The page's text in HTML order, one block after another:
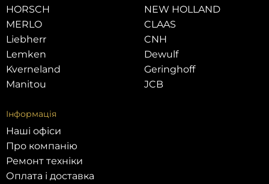
HORSCH
MERLO
Liebherr
Lemken
Kverneland
Manitou
NEW HOLLAND
CLAAS
CNH
Dewulf
Geringhoff
JCB
Інформація
Наші офіси
Про компанію
Ремонт техніки
Оплата і доставка